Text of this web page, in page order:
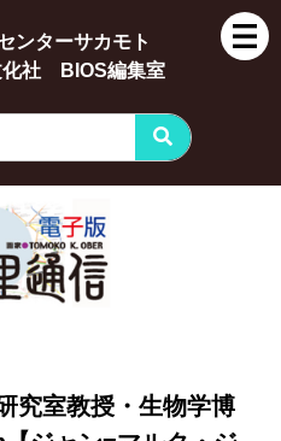
ンターサカモト
化社 BIOS編集室
究室教授・生物学博